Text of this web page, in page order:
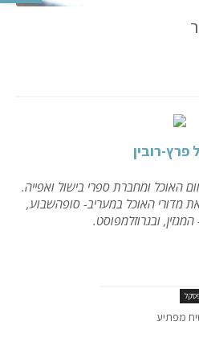
פרץ-רובין
האוכל ומחברת ספרי בישול ואפייה.
מדורי האוכל במעריב- סופהשבוע,
ובגרוזלמפוסט.
מפתיע